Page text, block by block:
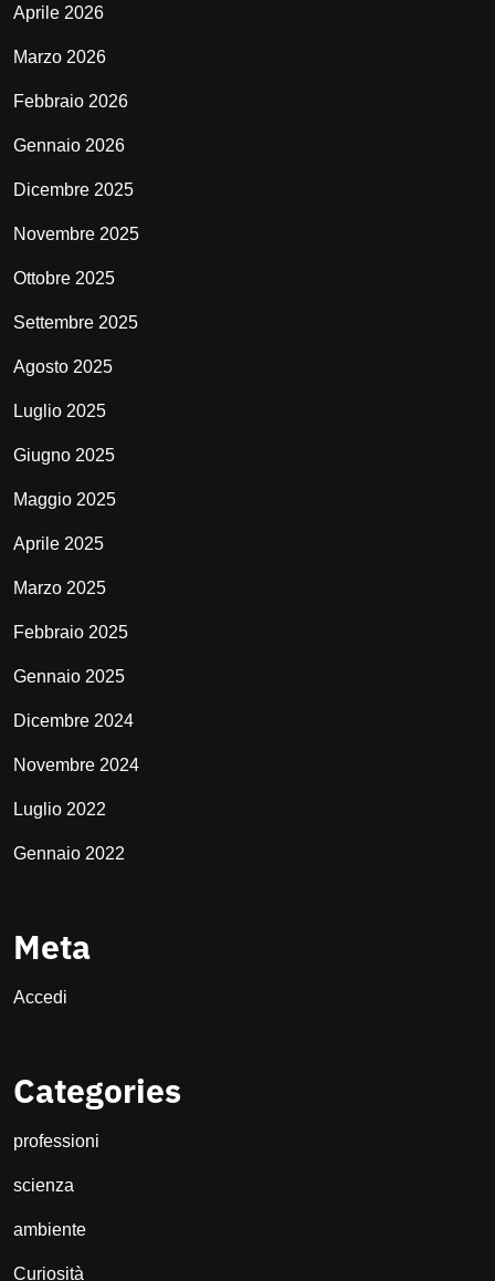
Aprile 2026
Marzo 2026
Febbraio 2026
Gennaio 2026
Dicembre 2025
Novembre 2025
Ottobre 2025
Settembre 2025
Agosto 2025
Luglio 2025
Giugno 2025
Maggio 2025
Aprile 2025
Marzo 2025
Febbraio 2025
Gennaio 2025
Dicembre 2024
Novembre 2024
Luglio 2022
Gennaio 2022
Meta
Accedi
Categories
professioni
scienza
ambiente
Curiosità